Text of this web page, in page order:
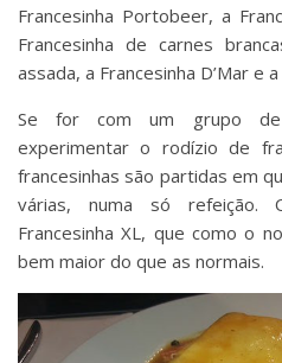
Francesinha Portobeer, a
Francesinha de carnes
assada, a Francesinha D’Mar e
Se for com um grupo de
experimentar o rodízio de
francesinhas são partidas em
várias, numa só refeição.
Francesinha XL, que como o
bem maior do que as normais.